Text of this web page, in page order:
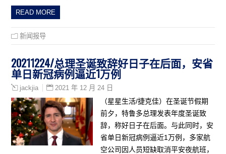
READ MORE
新闻报导
20211224/总理圣诞致辞好日子在后面，安省
单日新冠病例逼近1万例
jackjia 2021 年 12 月 24 日
（星星生活/捷克佳）在圣诞节假期
前夕，特鲁多总理发表年度圣诞致
辞，称好日子在后面。与此同时，安
省单日新冠病例逼近1万例，多家航
空公司因人员短缺取消平安夜航班，